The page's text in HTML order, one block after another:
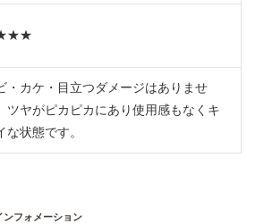
・カケ・目立つダメージはありませ
ツヤがピカピカにあり使用感もなくキ
な状態です。
ンフォメーション